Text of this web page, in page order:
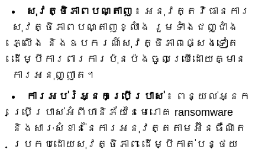
សុវត្ថិភាពបណ្តាញ ៖ អនុវត្តវិធានការ
សុវត្ថិភាពបណ្តាញខ្លាំង រួមទាំងជញ្ជាំង
ភ្លើង និងឧបករណ៍សុវត្ថិភាពផ្សេងទៀត
ដើម្បីការពារការប៉ុនប៉ងចូលប្រើដោយគ្មាន
ការអនុញ្ញាត។
ការអប់រំអ្នកប្រើប្រាស់៖ ពន្យល់អ្នក
ប្រើប្រាស់អំពីហានិភ័យនៃមេរោគ ransomware
និងសារៈសំខាន់នៃការអនុវត្តតាមអ៊ីនធឺណិត
ប្រកបដោយសុវត្ថិភាព ដើម្បីកាត់បន្ថយ